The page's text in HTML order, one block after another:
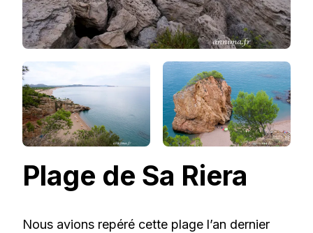
Plage de Sa Riera
Nous avions repéré cette plage l’an dernier